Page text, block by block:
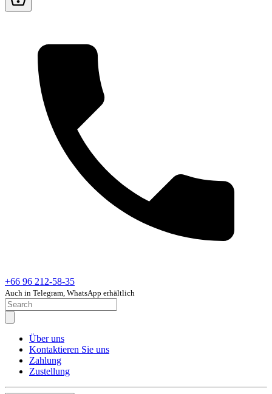
+66 96 212-58-35
Auch in Telegram, WhatsApp erhältlich
Über uns
Kontaktieren Sie uns
Zahlung
Zustellung